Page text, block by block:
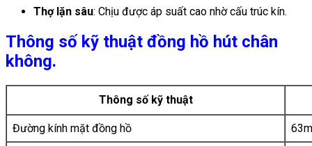
Thợ lặn sâu: Chịu được áp suất cao nhờ cấu trúc kín.
Thông số kỹ thuật đồng hồ hút chân
không.
Thông số kỹ thuật
Đường kính mặt đồng hồ